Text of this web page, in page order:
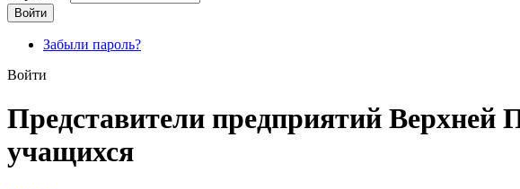
Забыли пароль?
Войти
Представители предприятий
учащихся